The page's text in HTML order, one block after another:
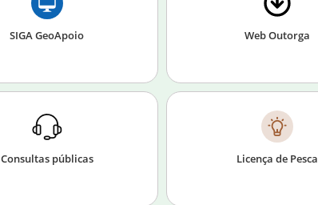
SIGA GeoApoio Web Outorga
Consultas públicas Licença de Pesca